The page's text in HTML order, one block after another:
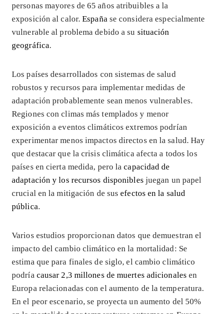
personas mayores de 65 años atribuibles a la
exposición al calor.España se considera especialmente
vulnerable al problema debido a su situación
geográfica.
Los países desarrollados con sistemas de salud
robustos y recursos para implementar medidas de
adaptación probablemente sean menos vulnerables.
Regiones con climas más templados y menor
exposición a eventos climáticos extremos podrían
experimentar menos impactos directos en la salud. Hay
que destacar que la crisis climática afecta a todos los
países en cierta medida, pero lacapacidad de
adaptación y los recursos disponibles juegan un papel
crucial en la mitigación de susefectos en la salud
pública.
Varios estudios proporcionan datos que demuestran el
impacto del cambio climático en la mortalidad: Se
estima que para finales de siglo, el cambio climático
podría causar 2,3 millones de muertes adicionales en
Europa relacionadas con el aumento de la temperatura.
En el peor escenario, se proyecta un aumento del 50%